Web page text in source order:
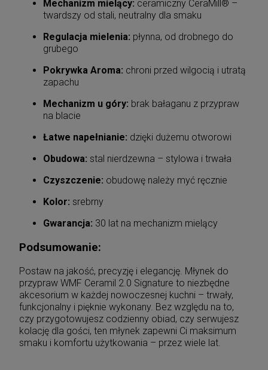
Mechanizm mielący: ceramiczny CeraMill® –
twardszy od stali, neutralny dla smaku
Regulacja mielenia: płynna, od drobnego do
grubego
Pokrywka Aroma: chroni przed wilgocią i utratą
zapachu
Mechanizm u góry: brak bałaganu z przypraw
na blacie
Łatwe napełnianie: dzięki dużemu otworowi
Obudowa: stal nierdzewna – stylowa i trwała
Czyszczenie: obudowę należy myć ręcznie
Kolor: srebrny
Gwarancja: 30 lat na mechanizm mielący
Podsumowanie:
Postaw na jakość, precyzję i elegancję. Młynek do
przypraw WMF Ceramil 2.0 Signature to niezbędne
akcesorium w każdej nowoczesnej kuchni – trwały,
funkcjonalny i pięknie wykonany. Bez względu na to,
czy przygotowujesz codzienny obiad, czy serwujesz
kolację dla gości, ten młynek zapewni Ci maksimum
smaku i komfortu użytkowania – przez wiele lat.